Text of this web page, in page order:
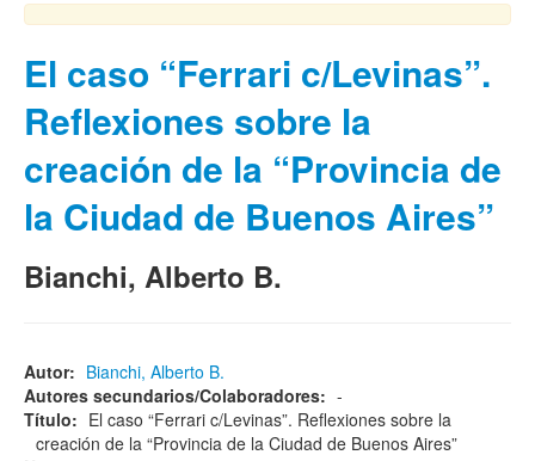
El caso “Ferrari c/Levinas”.
Reflexiones sobre la
creación de la “Provincia de
la Ciudad de Buenos Aires”
Bianchi, Alberto B.
Autor: Bianchi, Alberto B.
Autores secundarios/Colaboradores: -
Título: El caso “Ferrari c/Levinas”. Reflexiones sobre la
creación de la “Provincia de la Ciudad de Buenos Aires”